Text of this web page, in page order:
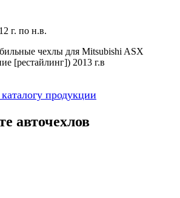
г. по н.в.
чехлы для Mitsubishi ASX
[рестайлинг]) 2013 г.в
продукции
авточехлов